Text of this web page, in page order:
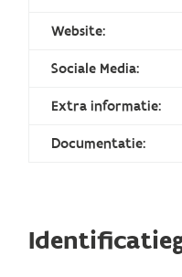
Website:
Sociale Media:
Extra informatie:
Documentatie: